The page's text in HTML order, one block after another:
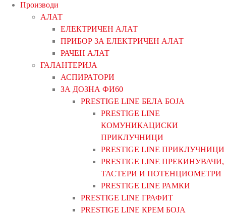
Производи
АЛАТ
ЕЛЕКТРИЧЕН АЛАТ
ПРИБОР ЗА ЕЛЕКТРИЧЕН АЛАТ
РАЧЕН АЛАТ
ГАЛАНТЕРИЈА
АСПИРАТОРИ
ЗА ДОЗНА ФИ60
PRESTIGE LINE БЕЛА БОЈА
PRESTIGE LINE
КОМУНИКАЦИСКИ
ПРИКЛУЧНИЦИ
PRESTIGE LINE ПРИКЛУЧНИЦИ
PRESTIGE LINE ПРЕКИНУВАЧИ,
ТАСТЕРИ И ПОТЕНЦИОМЕТРИ
PRESTIGE LINE РАМКИ
PRESTIGE LINE ГРАФИТ
PRESTIGE LINE КРЕМ БОЈА